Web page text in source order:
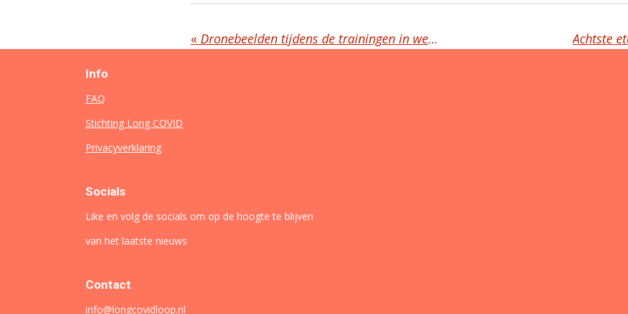
« Dronebeelden tijdens de trainingen in week 10 Achtste
Info
FAQ
Stichting Long COVID
Privacyverklaring
Socials
Like en volg de socials om op de hoogte te blijven
van het laatste nieuws
Contact
info@longcovidloop.nl